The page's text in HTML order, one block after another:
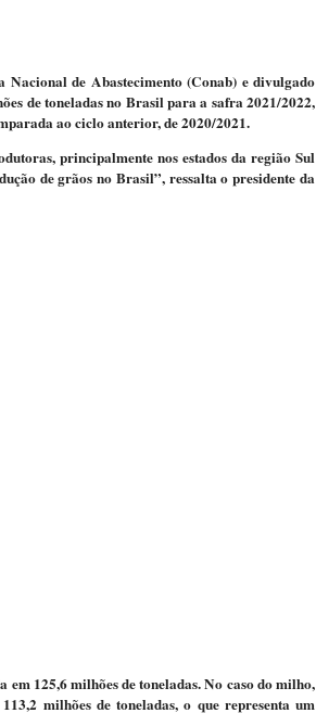
Nacional de Abastecimento (Conab) e divulgado
de toneladas no Brasil para a safra 2021/2022,
ao ciclo anterior, de 2020/2021.
principalmente nos estados da região Sul
de grãos no Brasil”, ressalta o presidente da
125,6 milhões de toneladas. No caso do milho,
milhões de toneladas, o que representa um